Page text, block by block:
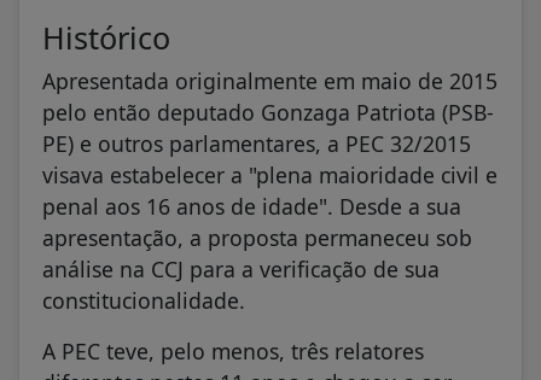
Histórico
Apresentada originalmente em maio de 2015
pelo então deputado Gonzaga Patriota (PSB-
PE) e outros parlamentares, a PEC 32/2015
visava estabelecer a "plena maioridade civil e
penal aos 16 anos de idade". Desde a sua
apresentação, a proposta permaneceu sob
análise na CCJ para a verificação de sua
constitucionalidade.
A PEC teve, pelo menos, três relatores